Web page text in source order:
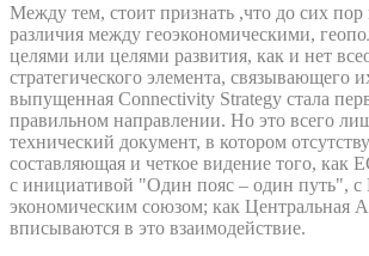
Между тем, стоит признать ,что до сих пор
различия между геоэкономическими,
целями или целями развития, как и нет
стратегического элемента, связывающего
выпущенная Connectivity Strategy стала
правильном направлении. Но это всего
технический документ, в котором
составляющая и четкое видение того, как
с инициативой "Один пояс – один путь", с
экономическим союзом; как Центральная
вписываются в это взаимодействие.